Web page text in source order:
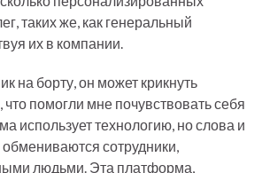
таких же, как генеральный
их в компании.
на борту, он может крикнуть
что помогли мне почувствовать себя
использует технологию, но слова и
сотрудники,
людьми. Эта платформа,